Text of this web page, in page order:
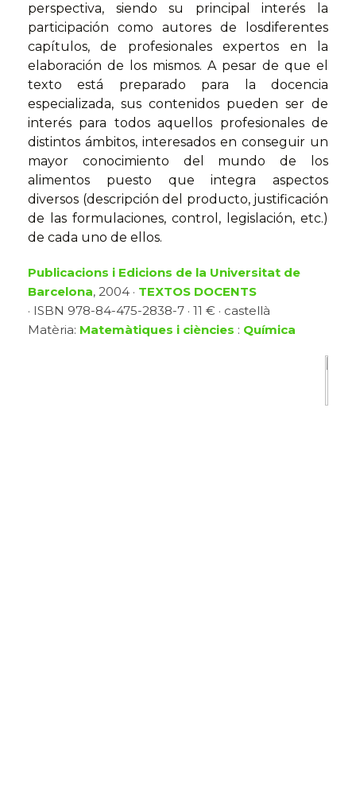
perspectiva, siendo su principal interés la
participación como autores de losdiferentes
capítulos, de profesionales expertos en la
elaboración de los mismos. A pesar de que el
texto está preparado para la docencia
especializada, sus contenidos pueden ser de
interés para todos aquellos profesionales de
distintos ámbitos, interesados en conseguir un
mayor conocimiento del mundo de los
alimentos puesto que integra aspectos
diversos (descripción del producto, justificación
de las formulaciones, control, legislación, etc.)
de cada uno de ellos.
Publicacions i Edicions de la Universitat de
Barcelona, 2004 · TEXTOS DOCENTS
· ISBN 978-84-475-2838-7 · 11 € · castellà
Matèria: Matemàtiques i ciències : Química